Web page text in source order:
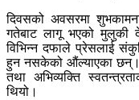
दिवसको अवसरमा
गतेबाट लागू भएको मुलुकी
विभिन्न दफाले प्रेसलाई
हुन नसकेको औंल्याएका छन्।
तथा अभिव्यक्ति
थियो।